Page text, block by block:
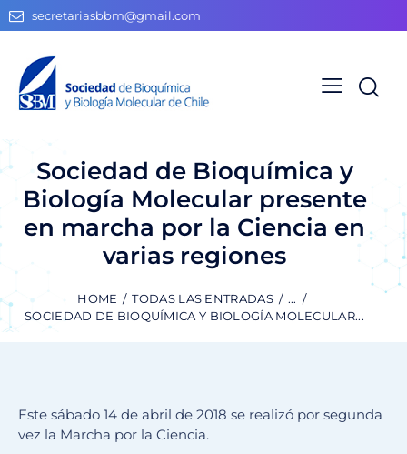
secretariasbbm@gmail.com
Sociedad de Bioquímica y
Biología Molecular presente
en marcha por la Ciencia en
varias regiones
HOME TODAS LAS ENTRADAS
...
SOCIEDAD DE BIOQUÍMICA Y BIOLOGÍA MOLECULAR...
Este sábado 14 de abril de 2018 se realizó por segunda
vez la Marcha por la Ciencia.